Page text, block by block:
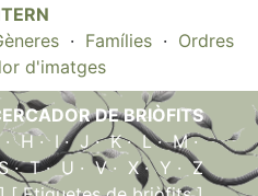
· Famílies· Ordres
d'imatges
DE BRIÒFITS
·H · I·J·K·L·M·
·T·U ·V· X·Y ·Z